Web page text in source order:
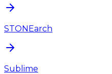
STONEarch
Sublime